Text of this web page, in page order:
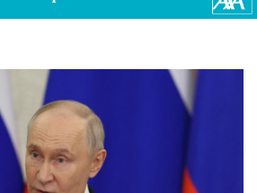
BIF 3451.157116
BMD 1.156136
BSD 1.152686
BTN 109.688637
BWP 15.558807
BYN 3.432357
BYR